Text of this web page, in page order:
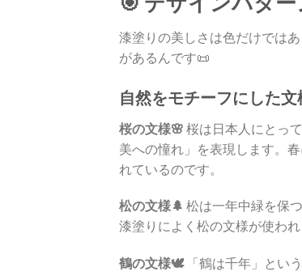
漆塗りの美しさは色だけでは
があるんです📜
自然をモチーフにした
桜の文様🌸 桜は日本人にとっ
美への憧れ」を表現します。
れているのです。
松の文様🌲 松は一年中緑を保
漆塗りによく松の文様が使わ
鶴の文様🕊️「鶴は千年」とい